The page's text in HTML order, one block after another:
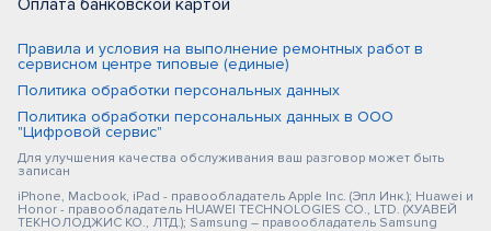
Оплата банковской картой
Правила и условия на выполнение ремонтных работ в
сервисном центре типовые (единые)
Политика обработки персональных данных
Политика обработки персональных данных в ООО
"Цифровой сервис"
Для улучшения качества обслуживания ваш разговор может быть
записан
iPhone, Macbook, iPad - правообладатель Apple Inc. (Эпл Инк.); Huawei и
Honor - правообладатель HUAWEI TECHNOLOGIES CO., LTD. (ХУАВЕЙ
ТЕКНОЛОДЖИС КО., ЛТД.); Samsung – правообладатель Samsung